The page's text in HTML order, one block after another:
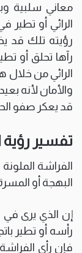
معاني سلبية
الرائي أو تطير
رؤيته تلك
رآها تحلق أو
الرائي من
والأمان لأنه
قد يعكر صفو
تفسير رؤية
الفراشة
البهجة أو
إن الذي يرى
رأسه أو تطير
فإن رأى